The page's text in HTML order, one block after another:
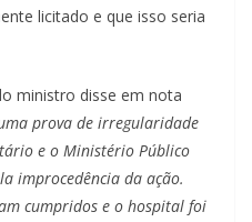
licitado e que isso seria
ministro disse em nota
prova de irregularidade
e o Ministério Público
improcedência da ação.
cumpridos e o hospital foi